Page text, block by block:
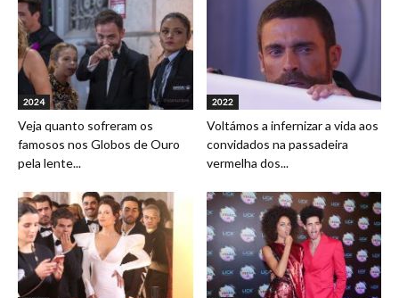
2024
Veja quanto sofreram os
famosos nos Globos de Ouro
pela lente...
2022
Voltámos a infernizar a vida aos
convidados na passadeira
vermelha dos...